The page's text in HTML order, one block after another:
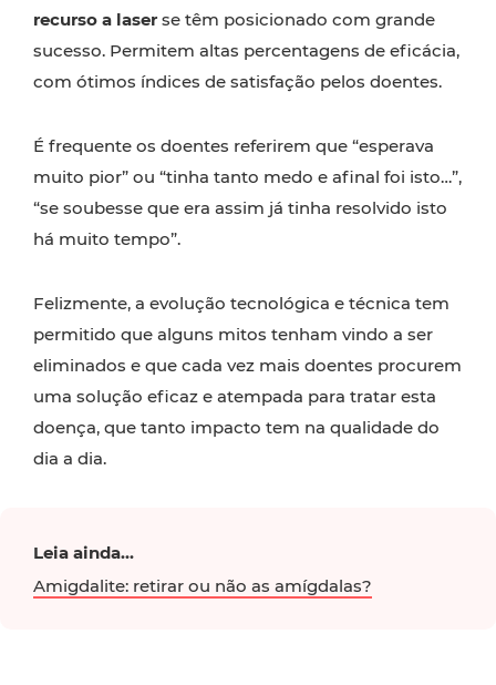
recurso a laser se têm posicionado com grande
sucesso. Permitem altas percentagens de eficácia,
com ótimos índices de satisfação pelos doentes.
É frequente os doentes referirem que “esperava
muito pior” ou “tinha tanto medo e afinal foi isto…”,
“se soubesse que era assim já tinha resolvido isto
há muito tempo”.
Felizmente, a evolução tecnológica e técnica tem
permitido que alguns mitos tenham vindo a ser
eliminados e que cada vez mais doentes procurem
uma solução eficaz e atempada para tratar esta
doença, que tanto impacto tem na qualidade do
dia a dia.
Leia ainda...
Amigdalite: retirar ou não as amígdalas?